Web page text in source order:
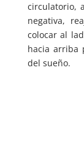
circulatorio,
negativa,
colocar al
hacia arriba
del sueño.